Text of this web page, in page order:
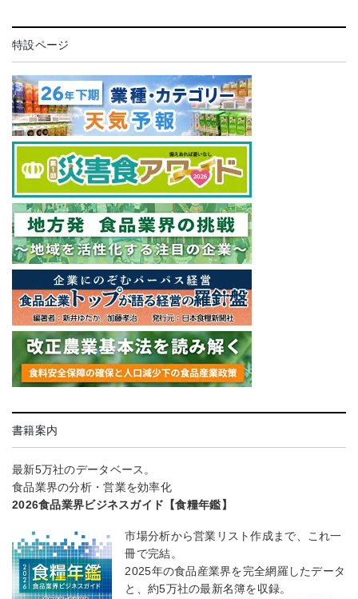
特設ページ
書籍案内
最新5万社のデータベース。
食品業界の分析・営業を効率化
2026食品業界ビジネスガイド【食糧年鑑】
市場分析から営業リスト作成まで、これ一
冊で完結。
2025年の食品産業界を完全網羅したデータ
と、約5万社の最新名簿を収録。